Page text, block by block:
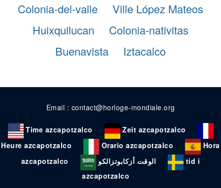
Colonia-del-valle
Ville López Mateos
Huixquilucan
Colonia-nativitas
Buenavista
Iztacalco
Email : contact@horloge-mondiale.org
Time azcapotzalco
Zeit azcapotzalco
Heure azcapotzalco
Orario azcapotzalco
Hora
azcapotzalco
الوقت أزكابوتزالكو
tid i
azcapotzalco